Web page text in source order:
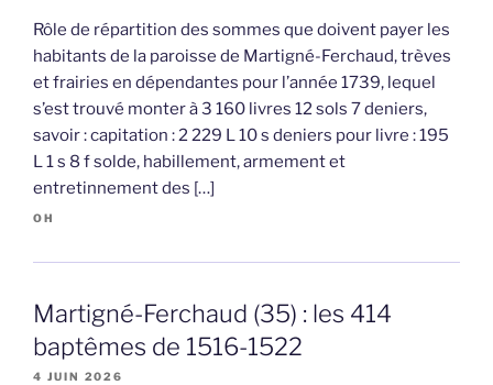
Rôle de répartition des sommes que doivent payer les
habitants de la paroisse de Martigné-Ferchaud, trèves
et frairies en dépendantes pour l’année 1739, lequel
s’est trouvé monter à 3 160 livres 12 sols 7 deniers,
savoir : capitation : 2 229 L 10 s deniers pour livre : 195
L 1 s 8 f solde, habillement, armement et
entretinnement des […]
OH
Martigné-Ferchaud (35) : les 414
baptêmes de 1516-1522
4 JUIN 2026